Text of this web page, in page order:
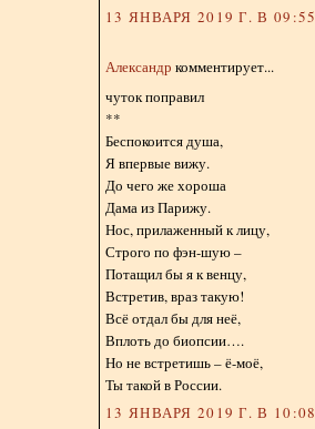
13 ЯНВАРЯ 2019 Г. В 09:55
Александр комментирует...
чуток поправил
**
Беспокоится душа,
Я впервые вижу.
До чего же хороша
Дама из Парижу.
Нос, прилаженный к лицу,
Строго по фэн-шую –
Потащил бы я к венцу,
Встретив, враз такую!
Всё отдал бы для неё,
Вплоть до биопсии….
Но не встретишь – ё-моё,
Ты такой в России.
13 ЯНВАРЯ 2019 Г. В 10:08